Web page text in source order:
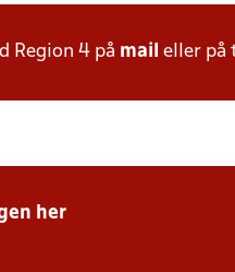
Region 4 på mail eller
her